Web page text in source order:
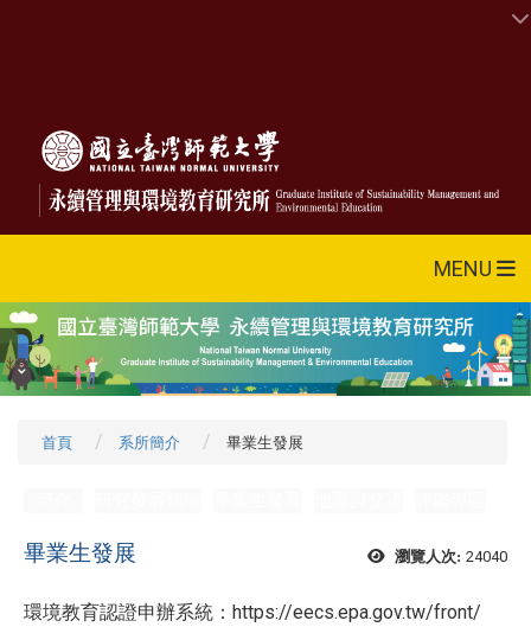
MENU
首頁 系所簡介 畢業生發展
瀏覽人次: 24040
畢業生發展
環境教育認證申辦系統：https://eecs.epa.gov.tw/front/